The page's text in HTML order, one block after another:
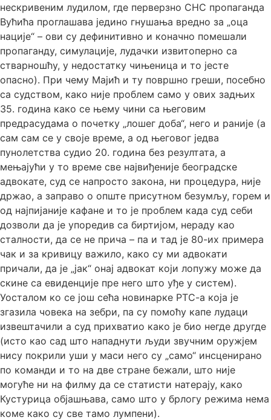
нескривеним лудилом, где перверзно СНС пропаганда
Вућића проглашава једино гнушања вредно за „оца
нације“ – ови су дефинитивно и коначно помешали
пропаганду, симулације, лудачки извитоперно са
стварношћу, у недостатку чињеница и то јесте
опасно). При чему Мајић и ту површно греши, посебно
са судством, како није проблем само у ових задњих
35. година како се њему чини са његовим
предрасудама о почетку „лошег доба“, него и раније (а
сам сам се у своје време, а од његовог једва
пунолетства судио 20. година без резултата, а
мењајући у то време све највиђеније београдске
адвокате, суд се напросто закона, ни процедура, није
држао, а заправо о опште присутном безумљу, горем и
од најпијаније кафане и то је проблем када суд себи
дозволи да је упоредив са биртијом, нераду као
сталности, да се не прича – па и тад је 80-их примера
чак и за кривицу важило, како су ми адвокати
причали, да је „јак“ онај адвокат који лопужу може да
скине са евиденције пре него што уђе у систем).
Уосталом ко се још сећа новинарке РТС-а која је
згазила човека на зебри, па су помоћу капе лудаци
извештачили а суд прихватио како је био негде другде
(исто као сад што нападнути људи звучним оружјем
нису покрили уши у маси него су „само“ инсценирано
по команди и то на две стране бежали, што није
могуће ни на филму да се статисти натерају, како
Кустурица објашњава, само што у брлогу режима нема
коме како су све тамо лумпени).